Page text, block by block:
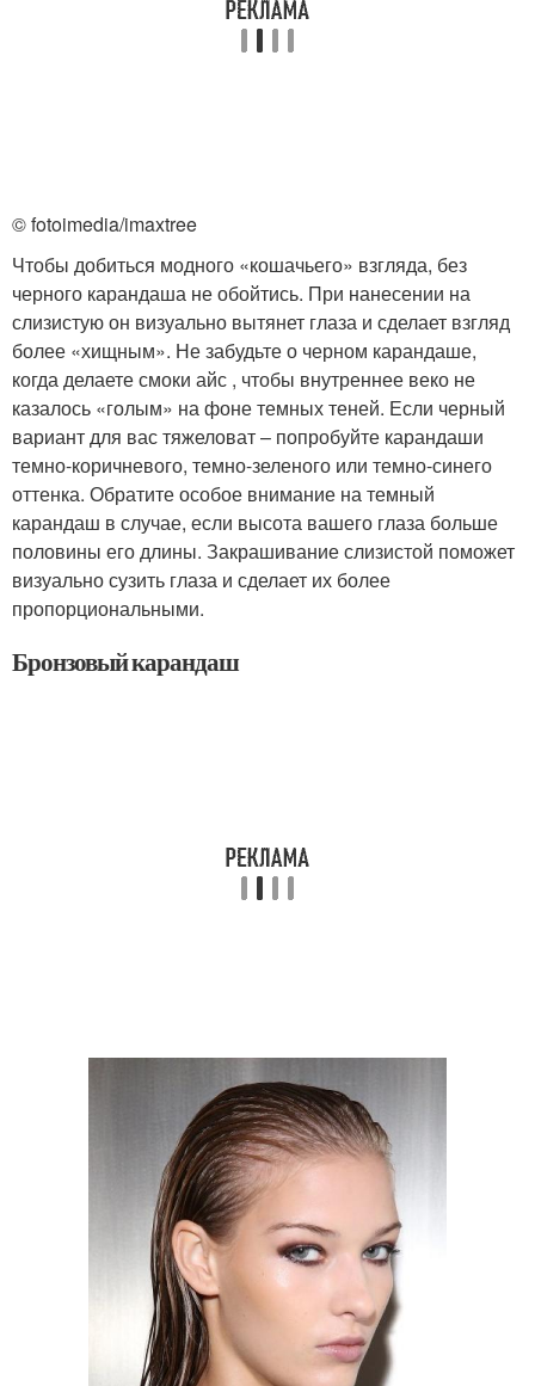
© fotoimedia/imaxtree
Чтобы добиться модного «кошачьего» взгляда, без
черного карандаша не обойтись. При нанесении на
слизистую он визуально вытянет глаза и сделает взгляд
более «хищным». Не забудьте о черном карандаше,
когда делаете смоки айс , чтобы внутреннее веко не
казалось «голым» на фоне темных теней. Если черный
вариант для вас тяжеловат – попробуйте карандаши
темно-коричневого, темно-зеленого или темно-синего
оттенка. Обратите особое внимание на темный
карандаш в случае, если высота вашего глаза больше
половины его длины. Закрашивание слизистой поможет
визуально сузить глаза и сделает их более
пропорциональными.
Бронзовый карандаш